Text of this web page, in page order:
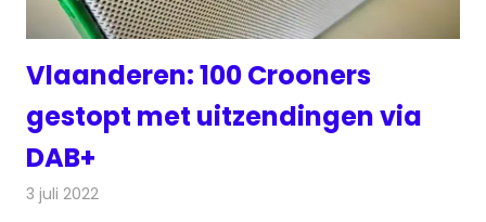
Vlaanderen: 100 Crooners
gestopt met uitzendingen via
DAB+
3 juli 2022